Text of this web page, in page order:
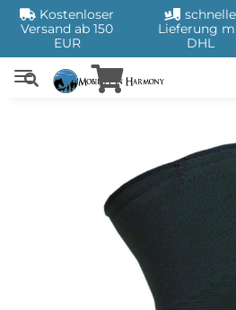
Kostenloser
Versand ab 150
EUR
schnelle
Lieferung
DHL